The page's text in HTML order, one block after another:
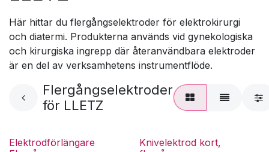
Här hittar du flergångselektroder för elektrokirurgi
och diatermi. Produkterna används vid gynekologiska
och kirurgiska ingrepp där återanvändbara elektroder
är en del av verksamhetens instrumentflöde.
Flergångselektroder
för LLETZ
Elektrodförlängare
Knivelektrod kort,